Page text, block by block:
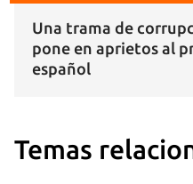
Una trama de
pone en aprietos al
español
Temas